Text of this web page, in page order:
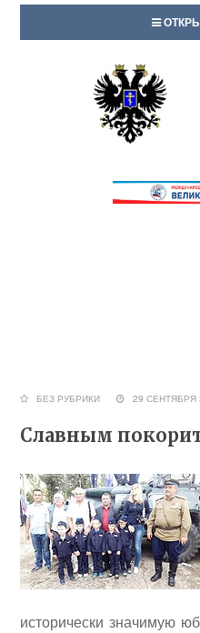
БЕЗ РУБРИКИ 29
Славным
исторически значимую